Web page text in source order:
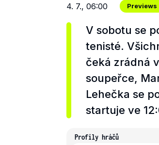
4. 7., 06:00 Previews
V sobotu se
tenisté.
čeká zrádná
soupeřce,
Lehečka se
startuje ve
Profily hráčů